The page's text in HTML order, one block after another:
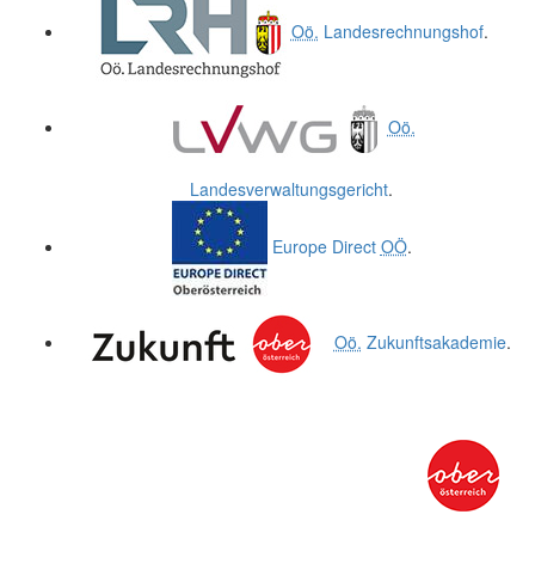
Oö. Landesrechnungshof.
Oö.
Landesverwaltungsgericht.
Europe Direct OÖ.
Oö. Zukunftsakademie.